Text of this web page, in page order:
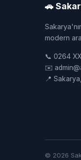
🚗
modern
📞 0264
✉️
📍
© 2026